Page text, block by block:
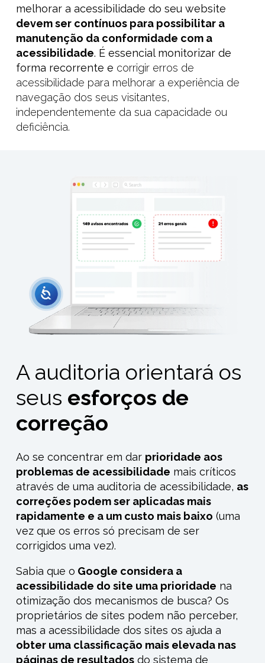
melhorar a acessibilidade do seu website
devem ser contínuos para possibilitar a
manutenção da conformidade com a
acessibilidade. É essencial monitorizar de
forma recorrente e corrigir erros de
acessibilidade para melhorar a experiência de
navegação dos seus visitantes,
independentemente da sua capacidade ou
deficiência.
A auditoria orientará os
seus esforços de
correção
Ao se concentrar em dar prioridade aos
problemas de acessibilidade mais críticos
através de uma auditoria de acessibilidade, as
correções podem ser aplicadas mais
rapidamente e a um custo mais baixo (uma
vez que os erros só precisam de ser
corrigidos uma vez).
Sabia que o Google considera a
acessibilidade do site uma prioridade na
otimização dos mecanismos de busca? Os
proprietários de sites podem não perceber,
mas a acessibilidade dos sites os ajuda a
obter uma classificação mais elevada nas
páginas de resultados do sistema de